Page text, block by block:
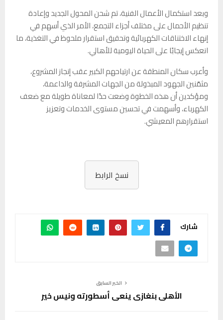
وبعد استكمال الأعمال الفنية، تم شحن المحول الجديد وإعادة
تنظيم الأحمال على مختلف أجزاء التجمع، الأمر الذي أسهم في
إنهاء الاختناقات الكهربائية وتحقيق استقرار ملحوظ في التغذية، ما
انعكس إيجابًا على الحياة اليومية للأهالي.
وأعرب سكان المنطقة عن ارتياحهم الكبير عقب إنجاز المشروع،
مثمّنين الجهود المبذولة من الجهات المشرفة والداعمة،
ومؤكدين أن هذه الخطوة وضعت حدًا لمعاناة طويلة مع ضعف
الكهرباء، وأسهمت في تحسين مستوى الخدمات وتعزيز
استقرارهم المعيشي.
نسخ الرابط
شارك
الخبر السابق
الأهلي بنغازي ينعى أسطورته ونيس خير